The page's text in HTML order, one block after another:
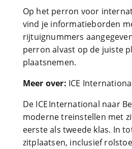
Op het perron voor
vind je informatieborden
rijtuignummers
perron alvast op de juiste
plaatsnemen.
Meer over: ICE
De ICE International naar
moderne treinstellen met
eerste als tweede klas. In
zitplaatsen, inclusief